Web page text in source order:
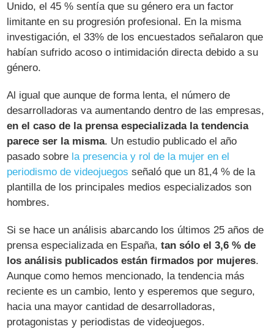
Unido, el 45 % sentía que su género era un factor
limitante en su progresión profesional. En la misma
investigación, el 33% de los encuestados señalaron que
habían sufrido acoso o intimidación directa debido a su
género.
Al igual que aunque de forma lenta, el número de
desarrolladoras va aumentando dentro de las empresas,
en el caso de la prensa especializada la tendencia
parece ser la misma. Un estudio publicado el año
pasado sobre la presencia y rol de la mujer en el
periodismo de videojuegos señaló que un 81,4 % de la
plantilla de los principales medios especializados son
hombres.
Si se hace un análisis abarcando los últimos 25 años de
prensa especializada en España,tan sólo el 3,6 % de
los análisis publicados están firmados por mujeres.
Aunque como hemos mencionado, la tendencia más
reciente es un cambio, lento y esperemos que seguro,
hacia una mayor cantidad de desarrolladoras,
protagonistas y periodistas de videojuegos.